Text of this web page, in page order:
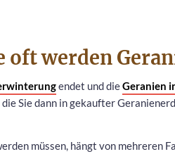
oft werden
endet und dieGeranien
Sie dann in gekaufter
müssen, hängt von mehreren